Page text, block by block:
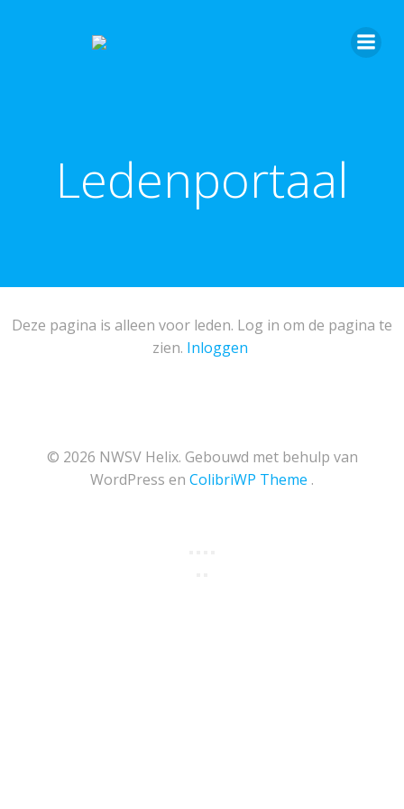
Ledenportaal
Deze pagina is alleen voor leden. Log in om de pagina te
zien. Inloggen
© 2026 NWSV Helix. Gebouwd met behulp van
WordPress en ColibriWP Theme .